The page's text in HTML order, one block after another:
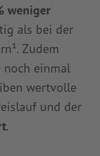
weniger
als bei der
Zudem
noch einmal
wertvolle
und der
.